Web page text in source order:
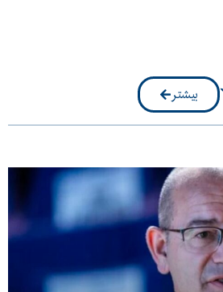
بیشتر